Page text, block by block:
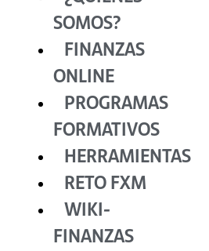
SOMOS?
FINANZAS
ONLINE
PROGRAMAS
FORMATIVOS
HERRAMIENTAS
RETO FXM
WIKI-
FINANZAS